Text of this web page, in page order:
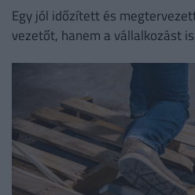
Egy jól időzített és
vezetőt, hanem a vállalkozást